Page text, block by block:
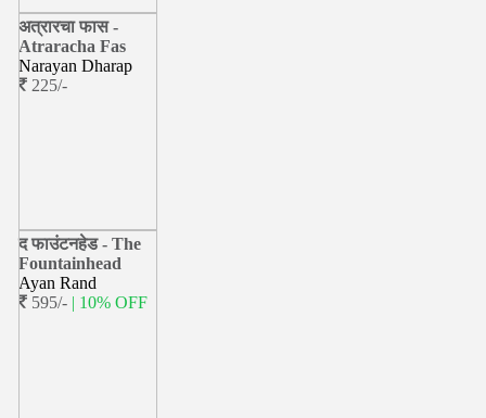
अत्रारचा फास -
Atraracha Fas
Narayan Dharap
225/-
द फाउंटनहेड - The
Fountainhead
Ayan Rand
595/- | 10% OFF